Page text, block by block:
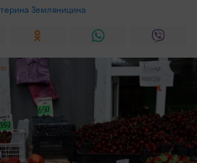
Земляницина